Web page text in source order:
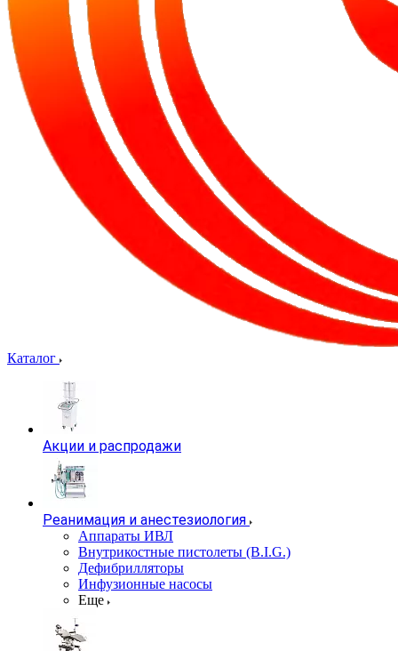
Каталог
Акции и распродажи
Реанимация и анестезиология
Аппараты ИВЛ
Внутрикостные пистолеты (B.I.G.)
Дефибрилляторы
Инфузионные насосы
Еще